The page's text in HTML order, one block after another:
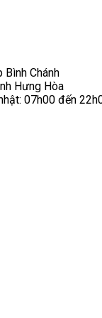
Bình Chánh
Hưng Hòa
07h00 đến